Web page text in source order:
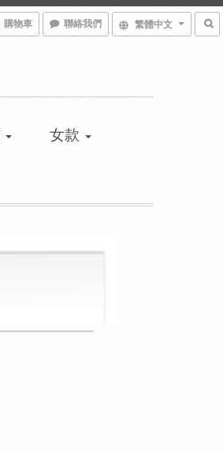
購物車 聯絡我們 繁體中文
女款